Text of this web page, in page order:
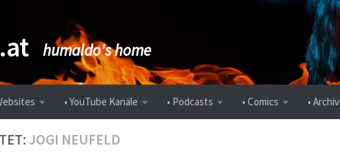
humaldo's home
• YouTube Kanäle • Podcasts • Comics • Archiv
JOGI NEUFELD